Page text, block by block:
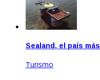
Sealand, el país
Turismo